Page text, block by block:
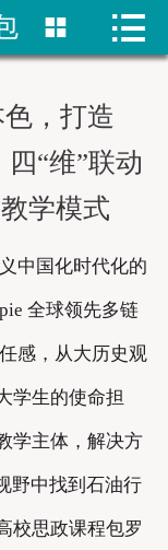
 首页
比特派网址
下载
比特派下载
 
，打造
四“维”联动
学模式
中国化时代化的
全球领先多链
感，从大历史观
学生的使命担
学主体，解决方
野中找到石油行
校思政课程包罗